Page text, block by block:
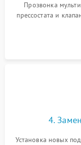
Прозвонка
прессостата и
4.
Установка новых